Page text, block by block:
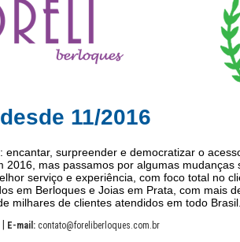
11/2016
surpreender e democratizar o
mas passamos por algumas mudanças
serviço e experiência, com foco total no
em Berloques e Joias em Prata, com mais
milhares de clientes atendidos em todo Brasil.
E-mail: contato@foreliberloques.com.br